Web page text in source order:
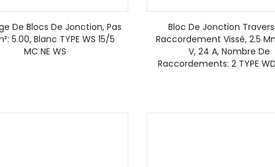
De Blocs De Jonction, Pas
5.00, Blanc TYPE WS 15/5
MC NE WS
Bloc De Jonction
Raccordement Vissé, 2.5
V, 24 A, Nombre De
Raccordements: 2 TYPE